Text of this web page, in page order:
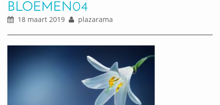
BLOEMEN04
18 maart 2019 plazarama